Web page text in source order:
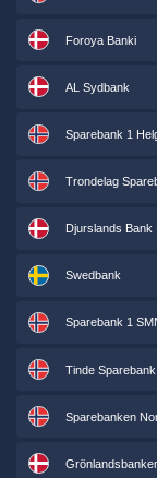
Foroya Banki
AL Sydbank
Sparebank 1
Trondelag
Djurslands Bank
Swedbank
Sparebank 1
Tinde Sparebank
Sparebanken